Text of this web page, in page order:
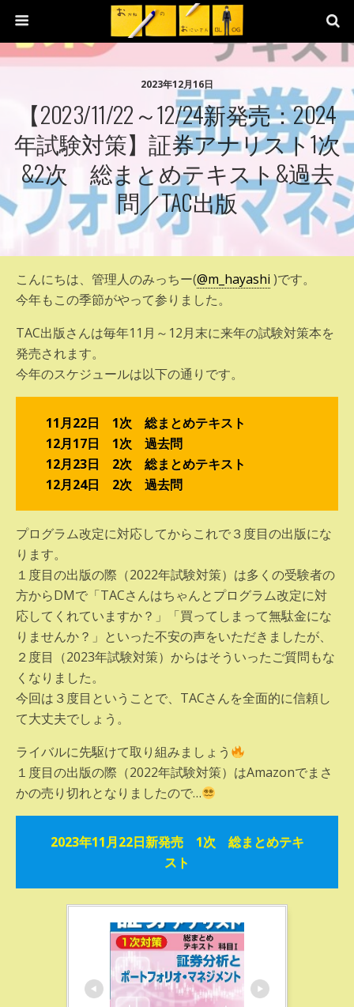
2023年12月16日
【2023/11/22～12/24新発売：2024
年試験対策】証券アナリスト1次
&2次 総まとめテキスト&過去
問／TAC出版
こんにちは、管理人のみっちー(@m_hayashi )です。
今年もこの季節がやって参りました。
TAC出版さんは毎年11月～12月末に来年の試験対策本を
発売されます。
今年のスケジュールは以下の通りです。
11月22日 1次 総まとめテキスト
12月17日 1次 過去問
12月23日 2次 総まとめテキスト
12月24日 2次 過去問
プログラム改定に対応してからこれで３度目の出版にな
ります。
１度目の出版の際（2022年試験対策）は多くの受験者の
方からDMで「TACさんはちゃんとプログラム改定に対
応してくれていますか？」「買ってしまって無駄金にな
りませんか？」といった不安の声をいただきましたが、
２度目（2023年試験対策）からはそういったご質問もな
くなりました。
今回は３度目ということで、TACさんを全面的に信頼し
て大丈夫でしょう。
ライバルに先駆けて取り組みましょう
１度目の出版の際（2022年試験対策）はAmazonでまさ
かの売り切れとなりましたので…
2023年11月22日新発売 1次 総まとめテキ
スト